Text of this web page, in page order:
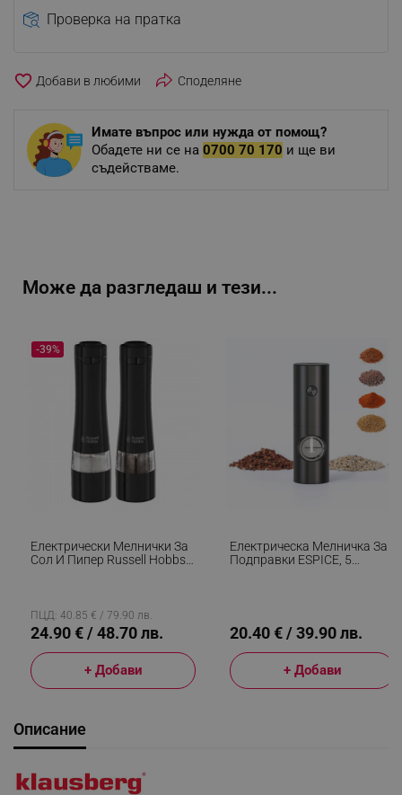
Проверка на пратка
favorite_border Споделяне
Имате въпрос или нужда от помощ?
Обадете ни се на 0700 70 170 и ще ви
съдействаме.
Може да разгледаш и тези...
Електрически Мелнички За
Сол И Пипер Russell Hobbs
-39%
ПЦД: 40.85 € / 79.90 лв.
24.90 € / 48.70 лв.
+ Добави
Електрическа Мелничка За
Подправки ESPICE, 5
20.40 € / 39.90 лв.
+ Добави
Описание